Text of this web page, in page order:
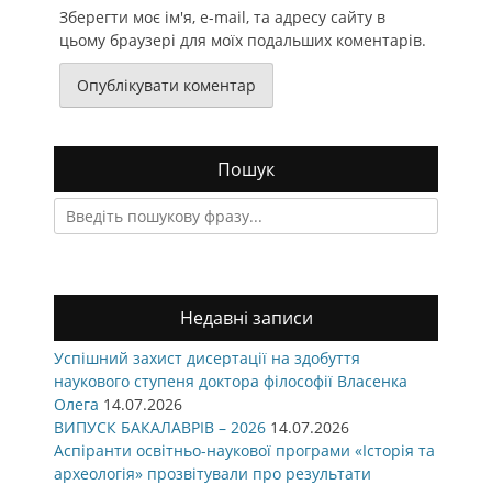
Зберегти моє ім'я, e-mail, та адресу сайту в
цьому браузері для моїх подальших коментарів.
Пошук
Search
for:
Недавні записи
Успішний захист дисертації на здобуття
наукового ступеня доктора філософії Власенка
Олега 14.07.2026
ВИПУСК БАКАЛАВРІВ – 2026 14.07.2026
Аспіранти освітньо-наукової програми «Історія та
археологія» прозвітували про результати